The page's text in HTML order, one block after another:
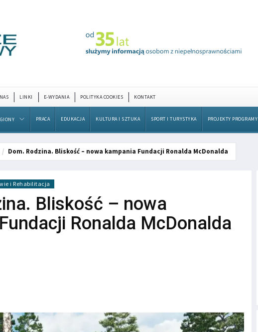
LINKI E-WYDANIA POLITYKA COOKIES KONTAKT
PRACA EDUKACJA KULTURA I SZTUKA SPORT I TURYSTYKA PROJEKTY PROGRAMY
Dom. Rodzina. Bliskość – nowa kampania Fundacji Ronalda McDonalda
i Rehabilitacja
Bliskość – nowa
Ronalda McDonalda